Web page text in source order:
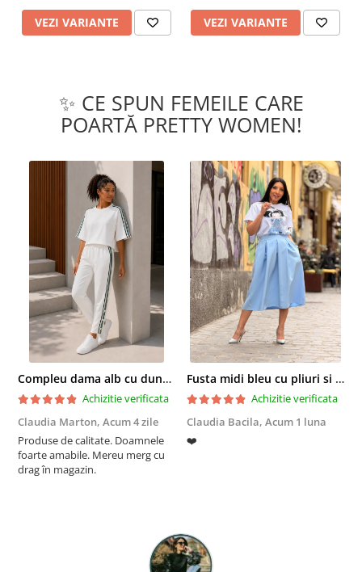
VEZI VARIANTE VEZI VARIANTE
✨ CE SPUN FEMEILE CARE
POARTĂ PRETTY WOMEN!
Compleu dama alb cu dungi laterale in nuante de verde si negru
Achizitie verificata
Claudia Marton, Acum 4 zile
Produse de calitate. Doamnele
foarte amabile. Mereu merg cu
drag în magazin.
Fusta midi bleu cu pliuri si buzunare
Achizitie verificata
Claudia Bacila, Acum 1 luna
❤️